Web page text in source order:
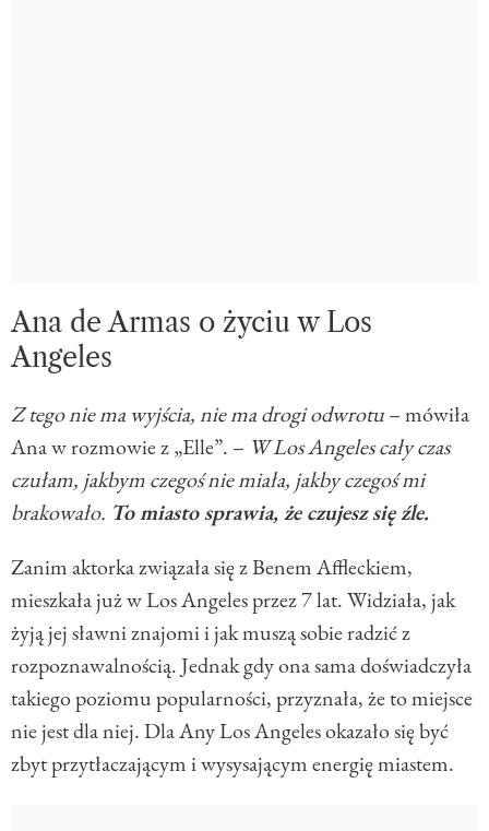
Ana de Armas o życiu w Los
Angeles
Z tego nie ma wyjścia, nie ma drogi odwrotu– mówiła
Ana w rozmowie z „Elle”. – W Los Angeles cały czas
czułam, jakbym czegoś nie miała, jakby czegoś mi
brakowało. To miasto sprawia, że czujesz się źle.
Zanim aktorka związała się z Benem Affleckiem,
mieszkała już w Los Angeles przez 7 lat. Widziała, jak
żyją jej sławni znajomi i jak muszą sobie radzić z
rozpoznawalnością. Jednak gdy ona sama doświadczyła
takiego poziomu popularności, przyznała, że to miejsce
nie jest dla niej. Dla Any Los Angeles okazało się być
zbyt przytłaczającym i wysysającym energię miastem.